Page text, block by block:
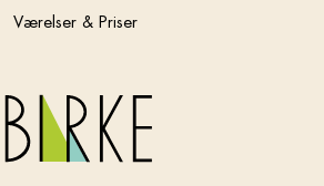
Værelser & Priser